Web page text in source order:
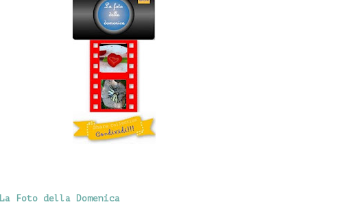
La Foto della Domenica